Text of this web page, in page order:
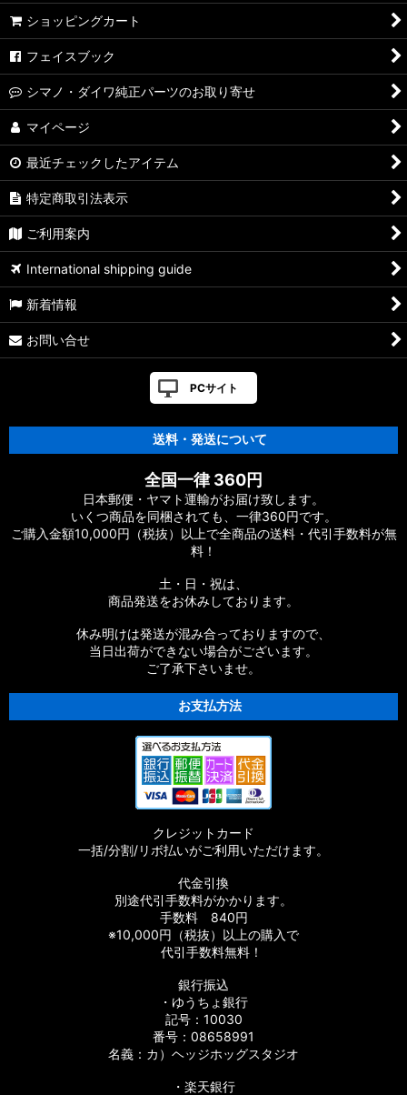
ショッピングカート
フェイスブック
シマノ・ダイワ純正パーツのお取り寄せ
マイページ
最近チェックしたアイテム
特定商取引法表示
ご利用案内
International shipping guide
新着情報
お問い合せ
PCサイト
送料・発送について
全国一律 360円
日本郵便・ヤマト運輸がお届け致します。
いくつ商品を同梱されても、一律360円です。
ご購入金額10,000円（税抜）以上で全商品の送料・代引手数料が無
料！
土・日・祝は、
商品発送をお休みしております。
休み明けは発送が混み合っておりますので、
当日出荷ができない場合がございます。
ご了承下さいませ。
お支払方法
クレジットカード
一括/分割/リボ払いがご利用いただけます。
代金引換
別途代引手数料がかかります。
手数料 840円
※10,000円（税抜）以上の購入で
代引手数料無料！
銀行振込
・ゆうちょ銀行
記号：10030
番号：08658991
名義：カ）ヘッジホッグスタジオ
・楽天銀行